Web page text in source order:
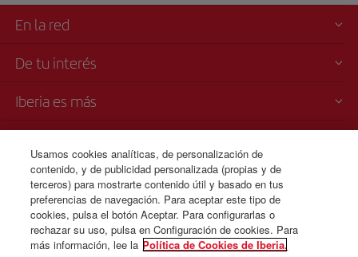
En la red
De tu interés
Iberia es más
Venta telefónica
+44 0 20 3003 2109
Lunes a domingo 00:00 - 24:00 horas ( español e inglés).
Usamos cookies analíticas, de personalización de
contenido, y de publicidad personalizada (propias y de
terceros) para mostrarte contenido útil y basado en tus
preferencias de navegación. Para aceptar este tipo de
cookies, pulsa el botón Aceptar. Para configurarlas o
rechazar su uso, pulsa en Configuración de cookies. Para
más información, lee la Política de Cookies de Iberia.